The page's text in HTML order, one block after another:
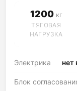
1200кг
ТЯГОВАЯ
НАГРУЗКА
Электрика нет
Блок